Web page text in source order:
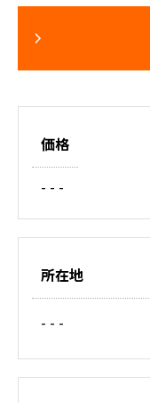
価格
- - -
所在地
- - -